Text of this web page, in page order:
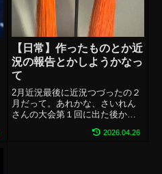
【日常】作ったものとか近
況の報告とかしようかなっ
て
2月近況最後に近況つづったの２
月だって。あれかな、さいれん
さんの大会第１回に出た後かな
くさぼって歴史つづってた。
2026.04.26